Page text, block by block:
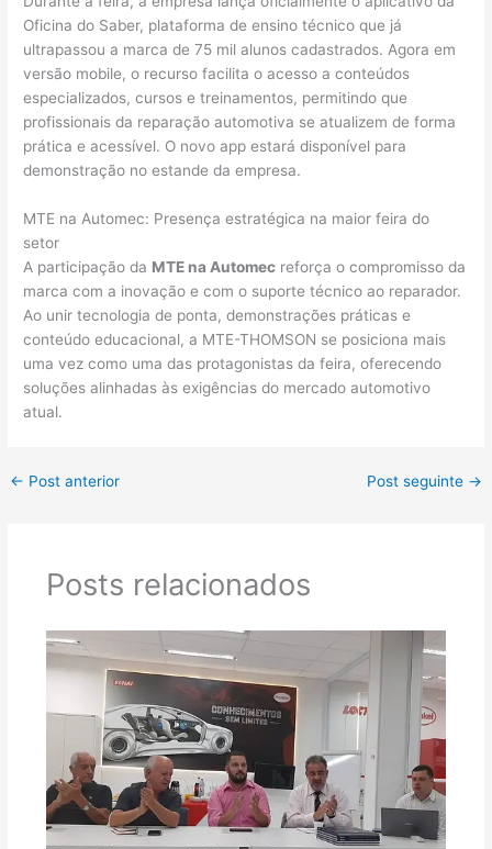
Oficina do Saber, plataforma de ensino técnico que já
ultrapassou a marca de 75 mil alunos cadastrados. Agora em
versão mobile, o recurso facilita o acesso a conteúdos
especializados, cursos e treinamentos, permitindo que
profissionais da reparação automotiva se atualizem de forma
prática e acessível. O novo app estará disponível para
demonstração no estande da empresa.
MTE na Automec: Presença estratégica na maior feira do
setor
A participação da MTE na Automec reforça o compromisso da
marca com a inovação e com o suporte técnico ao reparador.
Ao unir tecnologia de ponta, demonstrações práticas e
conteúdo educacional, a MTE-THOMSON se posiciona mais
uma vez como uma das protagonistas da feira, oferecendo
soluções alinhadas às exigências do mercado automotivo
atual.
← Post anterior Post seguinte →
Posts relacionados